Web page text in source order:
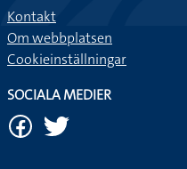
Kontakt
Om webbplatsen
Cookieinställningar
SOCIALA MEDIER